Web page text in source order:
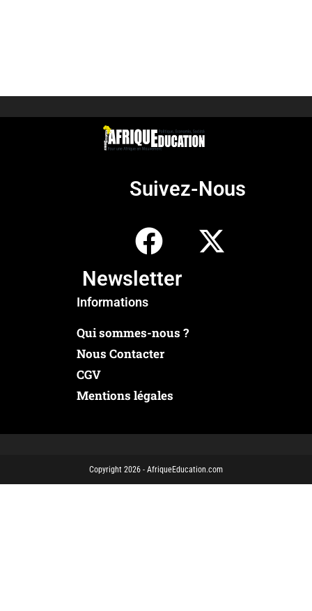
Suivez-Nous
Newsletter
Informations
Qui sommes-nous ?
Nous Contacter
CGV
Mentions légales
Copyright 2026 - AfriqueEducation.com